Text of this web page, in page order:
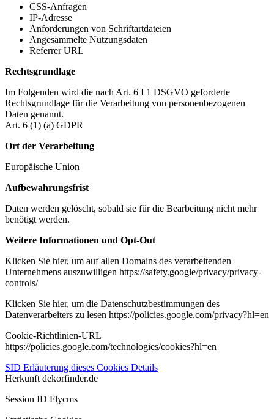
CSS-Anfragen
IP-Adresse
Anforderungen von Schriftartdateien
Angesammelte Nutzungsdaten
Referrer URL
Rechtsgrundlage
Im Folgenden wird die nach Art. 6 I 1 DSGVO geforderte
Rechtsgrundlage für die Verarbeitung von personenbezogenen
Daten genannt.
Art. 6 (1) (a) GDPR
Ort der Verarbeitung
Europäische Union
Aufbewahrungsfrist
Daten werden gelöscht, sobald sie für die Bearbeitung nicht mehr
benötigt werden.
Weitere Informationen und Opt-Out
Klicken Sie hier, um auf allen Domains des verarbeitenden
Unternehmens auszuwilligen https://safety.google/privacy/privacy-
controls/
Klicken Sie hier, um die Datenschutzbestimmungen des
Datenverarbeiters zu lesen https://policies.google.com/privacy?hl=en
Cookie-Richtlinien-URL
https://policies.google.com/technologies/cookies?hl=en
SID Erläuterung dieses Cookies Details
Herkunft dekorfinder.de
Session ID Flycms